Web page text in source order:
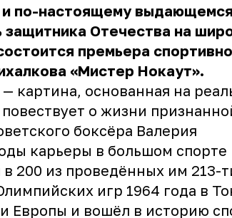
и по-настоящему выдающемся
защитника Отечества на
премьера
«Мистер Нокаут».
картина, основанная на
о жизни
боксёра Валерия
карьеры в большом спорте
200 из проведённых им 213-
игр 1964 года в
Европы и вошёл в историю